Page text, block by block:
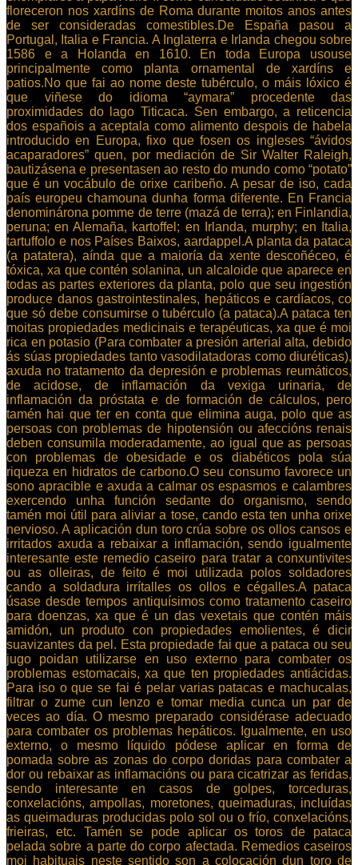
floreceron nos xardíns de Roma durante moitos anos antes
de ser consideradas comestibles.De España pasou a
Portugal, Italia e Francia. A Inglaterra e Irlanda chegou sobre
1586 e a Holanda en 1610. En toda Europa usouse
principalmente como planta ornamental de xardíns e
patios.No que fai ao nome deste tubérculo, o máis lóxico é
que viñese do idioma “aymara” procedente das
proximidades do lago Titicaca. Sen embargo, a reticencia
dos españois a aceptala como alimento despois de habela
introducido en Europa, fixo que fosen os ingleses “ávidos
acaparadores” quen, por mediación de Sir Walter Raleigh,
bautizásena e presentasen ao resto do mundo como “potato”
que é un vocábulo de orixe caribeño. A pesar de iso, cada
país europeu chamouna dunha forma diferente. En Francia
denominárona pomme de terre (mazá de terra); en Finlandia,
peruna; en Alemaña, kartoffel; en Irlanda, murphy; en Italia,
tartuffolo e nos Países Baixos, aardappel.A planta da pataca
(a patatera), aínda que a maioría da xente descoñéceo, é
tóxica, xa que contén solanina, un alcaloide que aparece en
todas as partes exteriores da planta, polo que seu ingestión
produce danos gastrointestinales, hepáticos e cardíacos, co
que só debe consumirse o tubérculo (a pataca).A pataca ten
moitas propiedades medicinais e terapéuticas, xa que é moi
rica en potasio (Para combater a presión arterial alta, debido
ás súas propiedades tanto vasodilatadoras como diuréticas),
axuda no tratamento da depresión e problemas reumáticos,
de acidose, de inflamación da vexiga urinaria, de
inflamación da próstata e de formación de cálculos, pero
tamén hai que ter en conta que elimina auga, polo que as
persoas con problemas de hipotensión ou afeccións renais
deben consumila moderadamente, ao igual que as persoas
con problemas de obesidade e os diabéticos pola súa
riqueza en hidratos de carbono.O seu consumo favorece un
sono apracible e axuda a calmar os espasmos e calambres
exercendo unha función sedante do organismo, sendo
tamén moi útil para aliviar a tose, cando esta ten unha orixe
nervioso. A aplicación dun toro crúa sobre os ollos cansos e
irritados axuda a rebaixar a inflamación, sendo igualmente
interesante este remedio caseiro para tratar a conxuntivites
ou as olleiras, de feito é moi utilizada polos soldadores
cando a soldadura irrítalles os ollos e cégalles.A pataca
úsase desde tempos antiquísimos como tratamento caseiro
para doenzas, xa que é un das vexetais que contén máis
amidón, un produto con propiedades emolientes, é dicir
suavizantes da pel. Esta propiedade fai que a pataca ou seu
jugo poidan utilizarse en uso externo para combater os
problemas estomacais, xa que ten propiedades antiácidas.
Para iso o que se fai é pelar varias patacas e machucalas,
filtrar o zume cun lenzo e tomar media cunca un par de
veces ao día. O mesmo preparado considérase adecuado
para combater os problemas hepáticos. Igualmente, en uso
externo, o mesmo líquido pódese aplicar en forma de
pomada sobre as zonas do corpo doridas para combater a
dor ou rebaixar as inflamacións ou para cicatrizar as feridas,
sendo interesante en casos de golpes, torceduras,
conxelacións, ampollas, moretones, queimaduras, incluídas
as queimaduras producidas polo sol ou o frío, conxelacións,
frieiras, etc. Tamén se pode aplicar os toros de pataca
pelada sobre a parte do corpo afectada. Remedios caseiros
moi habituais neste sentido son a colocación dun toro de